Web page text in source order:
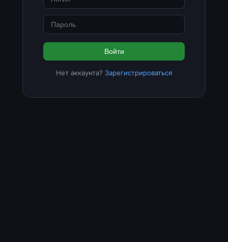
Войти
Нет аккаунта? Зарегистрироваться